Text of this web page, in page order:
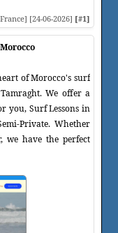
[24-06-2026] [#1]
of Morocco's surf
We offer a
you, Surf Lessons in
Private. Whether
we have the perfect